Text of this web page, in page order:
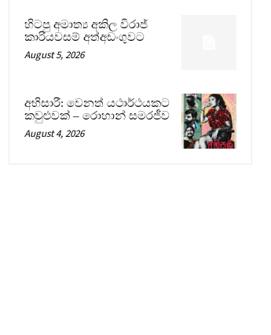
හිටපු අමාත්‍ය අකිල විරාජ්
කාරියවසම් අත්අඩංගුවට
August 5, 2026
අභිසාරී: වෙනත් යථාර්ථයකට
කවුළුවක් – රොහාන් සමරජීව
August 4, 2026